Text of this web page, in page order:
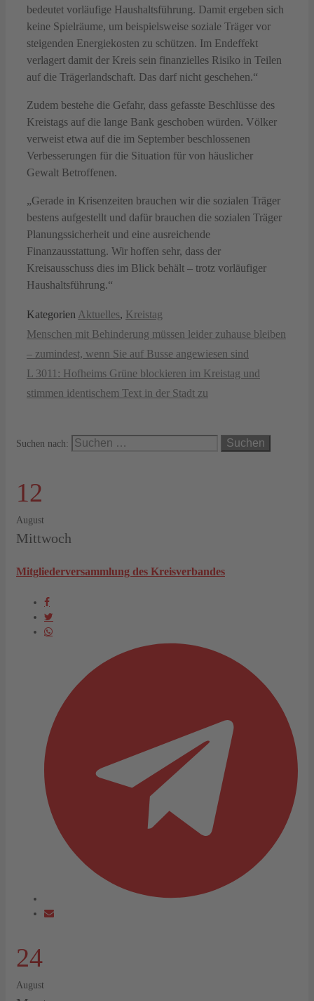
bedeutet vorläufige Haushaltsführung. Damit ergeben sich
keine Spielräume, um beispielsweise soziale Träger vor
steigenden Energiekosten zu schützen. Im Endeffekt
verlagert damit der Kreis sein finanzielles Risiko in Teilen
auf die Trägerlandschaft. Das darf nicht geschehen.“
Zudem bestehe die Gefahr, dass gefasste Beschlüsse des
Kreistags auf die lange Bank geschoben würden. Völker
verweist etwa auf die im September beschlossenen
Verbesserungen für die Situation für von häuslicher
Gewalt Betroffenen.
„Gerade in Krisenzeiten brauchen wir die sozialen Träger
bestens aufgestellt und dafür brauchen die sozialen Träger
Planungssicherheit und eine ausreichende
Finanzausstattung. Wir hoffen sehr, dass der
Kreisausschuss dies im Blick behält – trotz vorläufiger
Haushaltsführung.“
Kategorien Aktuelles, Kreistag
Menschen mit Behinderung müssen leider zuhause bleiben
– zumindest, wenn Sie auf Busse angewiesen sind
L 3011: Hofheims Grüne blockieren im Kreistag und
stimmen identischem Text in der Stadt zu
Suchen nach:
12
August
Mittwoch
Mitgliederversammlung des Kreisverbandes
24
August